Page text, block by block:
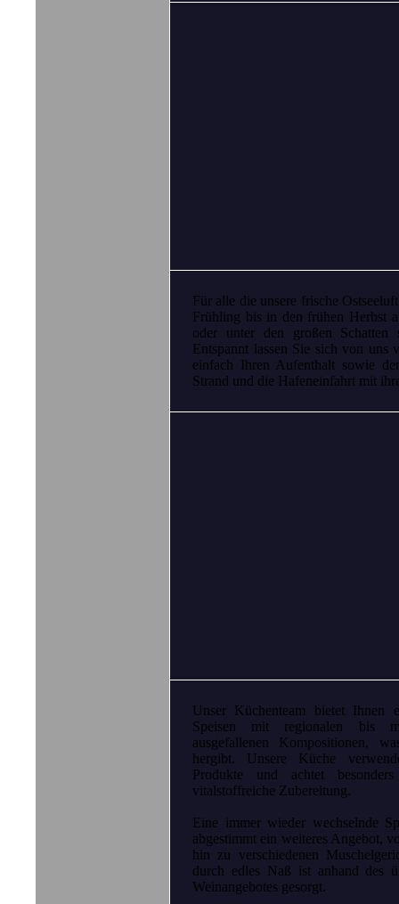
Für alle die unsere frische
Frühling bis in den frühen Herbst
oder unter den großen Schatten
Entspannt lassen Sie sich von uns
einfach Ihren Aufenthalt sowie
Strand und die Hafeneinfahrt mit
Unser Küchenteam bietet Ihnen
Speisen mit regionalen bis
ausgefallenen Kompositionen,
hergibt. Unsere Küche
Produkte und achtet
vitalstoffreiche Zubereitung.
Eine immer wieder wechselnde
abgestimmt ein weiteres Angebot,
hin zu verschiedenen
durch edles Naß ist anhand des
Weinangebotes gesorgt.